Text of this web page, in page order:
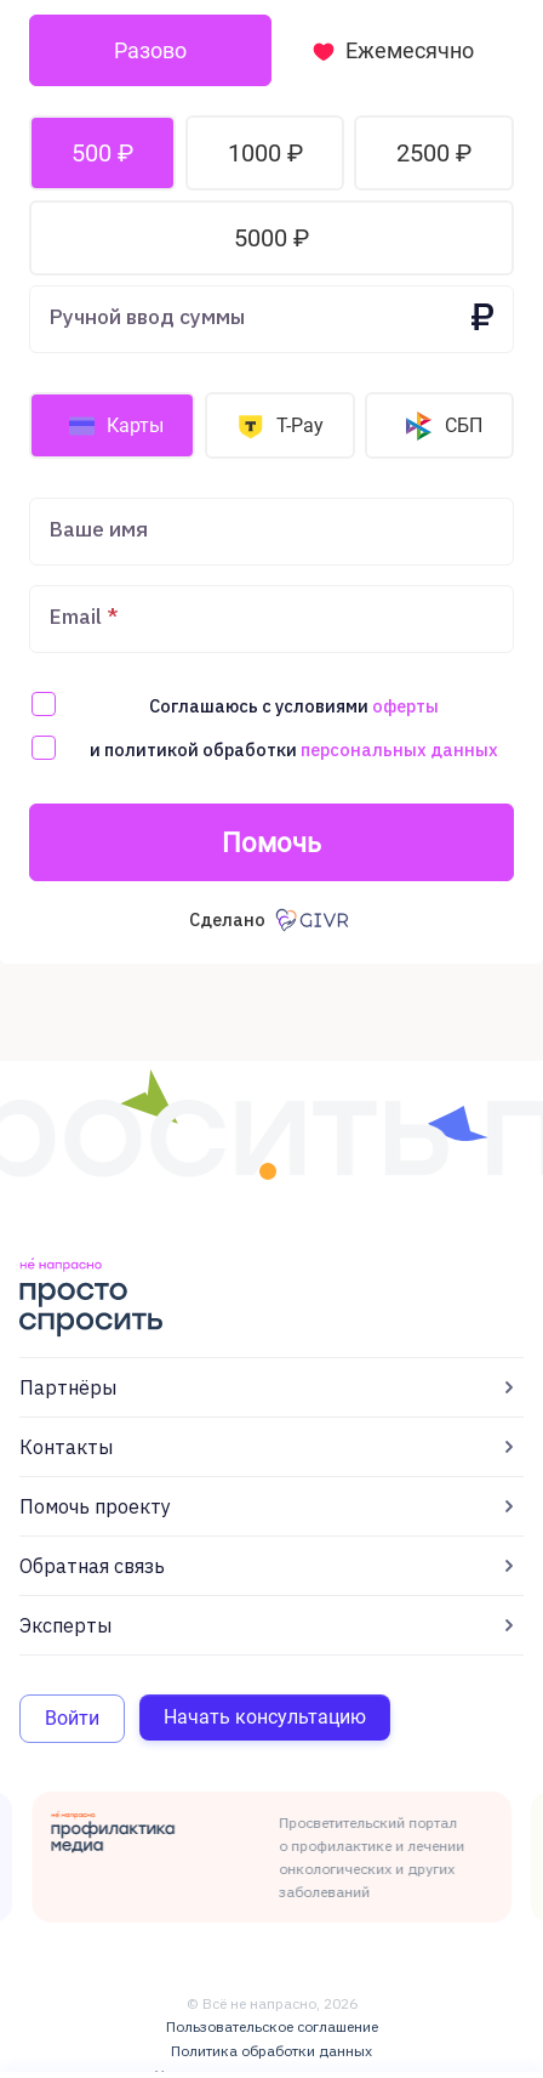
Разово Ежемесячно
500 ₽ 1000 ₽ 2500 ₽
5000 ₽
Ручной ввод суммы ₽
Карты T-Pay СБП
Ваше имя
Email
Соглашаюсь с условиями оферты
и политикой обработки персональных данных
Помочь
Сделано
Партнёры
Контакты
Помочь проекту
Обратная связь
Эксперты
Войти Начать консультацию
Просветительский портал
о профилактике и лечении
онкологических и других
заболеваний
© Всё не напрасно, 2026
Пользовательское соглашение
Политика обработки данных